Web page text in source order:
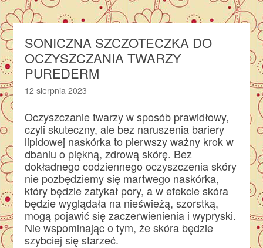
SONICZNA SZCZOTECZKA DO
OCZYSZCZANIA TWARZY
PUREDERM
12 sierpnia 2023
Oczyszczanie twarzy w sposób prawidłowy,
czyli skuteczny, ale bez naruszenia bariery
lipidowej naskórka to pierwszy ważny krok w
dbaniu o piękną, zdrową skórę. Bez
dokładnego codziennego oczyszczenia skóry
nie pozbędziemy się martwego naskórka,
który będzie zatykał pory, a w efekcie skóra
będzie wyglądała na nieświeżą, szorstką,
mogą pojawić się zaczerwienienia i wypryski.
Nie wspominając o tym, że skóra będzie
szybciej się starzeć.